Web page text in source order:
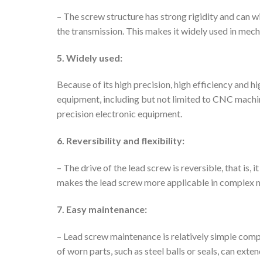
– The screw structure has strong rigidity and can
the transmission. This makes it widely used in
5. Widely used:
Because of its high precision, high efficiency and
equipment, including but not limited to CNC
precision electronic equipment.
6. Reversibility and flexibility:
– The drive of the lead screw is reversible, that
makes the lead screw more applicable in complex
7. Easy maintenance:
– Lead screw maintenance is relatively simple
of worn parts, such as steel balls or seals, can